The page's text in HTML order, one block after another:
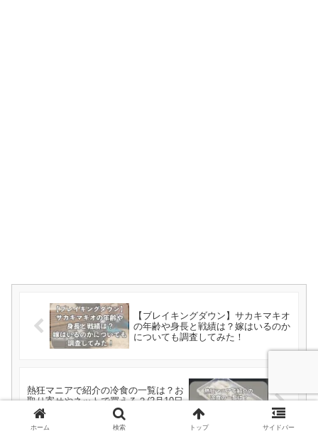
【ブレイキングダウン】サカキマキオ
の年齢や身長と戦績は？嫁はいるのか
についても調査してみた！
熱狂マニアで紹介の冷食の一覧は？お
取り寄せやネットで買える？(2月10日
放送)
ホーム 検索 トップ サイドバー